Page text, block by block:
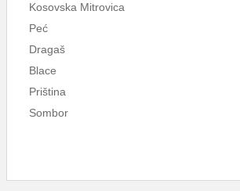
Kosovska Mitrovica
Peć
Dragaš
Blace
Priština
Sombor